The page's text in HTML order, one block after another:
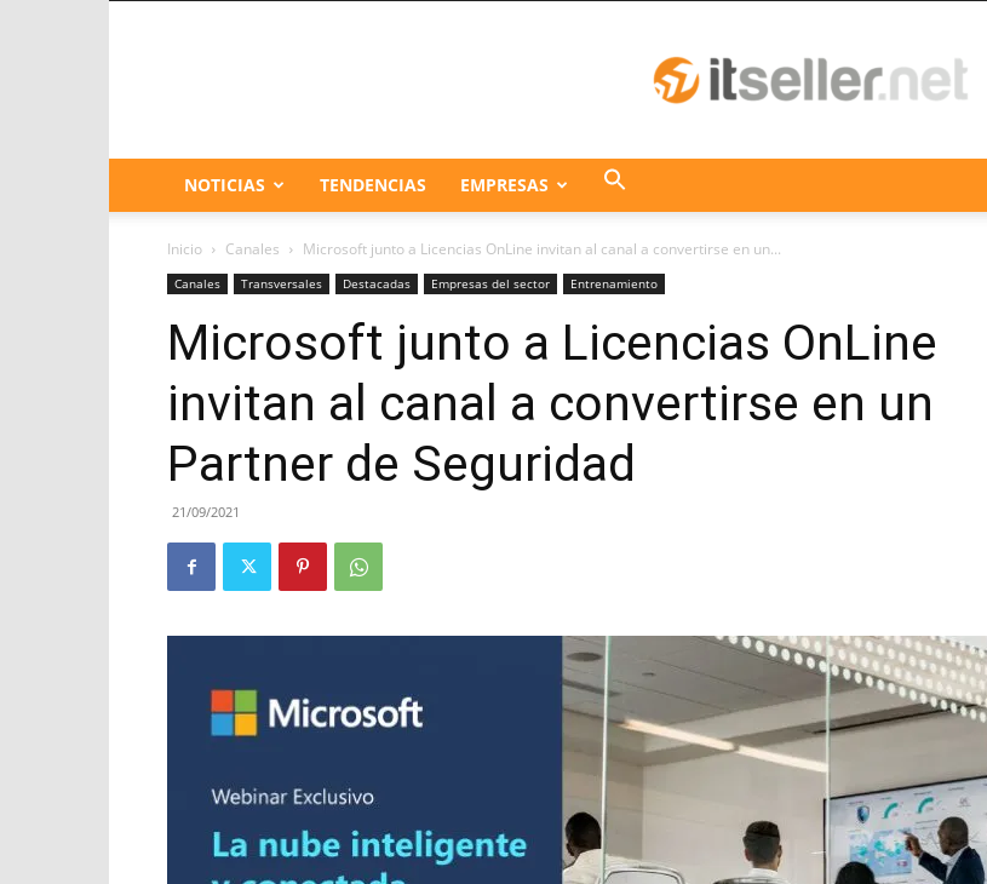
Centroamérica
NOTICIAS TENDENCIAS EMPRESAS
Inicio Canales Microsoft junto a Licencias OnLine invitan al canal a convertirse en un...
Canales Transversales Destacadas Empresas del sector Entrenamiento
Microsoft junto a Licencias OnLine
invitan al canal a convertirse en un
Partner de Seguridad
21/09/2021